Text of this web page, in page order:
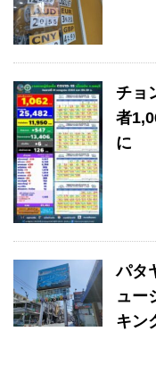
チョ
者
に
パタ
ュー
キン